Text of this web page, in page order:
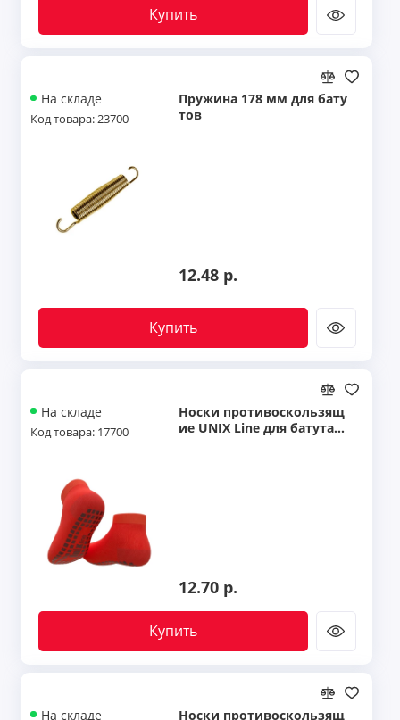
Купить
На складе
Код товара: 23700
Пружина 178 мм для бату
тов
12.48 р.
Купить
На складе
Код товара: 17700
Носки противоскользящ
ие UNIX Line для батута
12.70 р.
Купить
На складе Носки противоскользящ